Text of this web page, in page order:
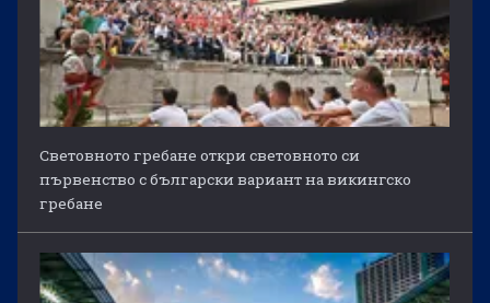
Световното гребане откри световното си
първенство с български вариант на викингско
гребане